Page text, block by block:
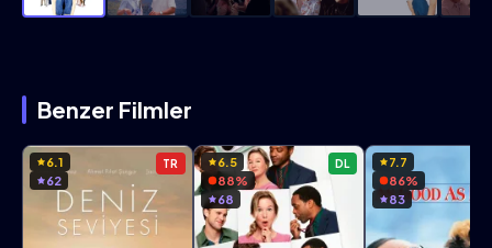
Benzer Filmler
TR
6.1
62
DL
6.5
88%
68
7.7
86%
83